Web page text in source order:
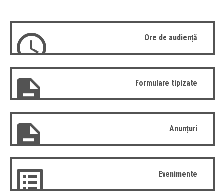
Ore de audiență
Formulare tipizate
Anunțuri
Evenimente